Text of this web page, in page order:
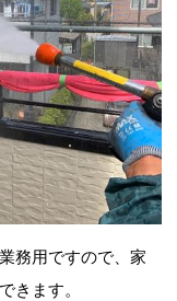
務用ですので、家
きます。